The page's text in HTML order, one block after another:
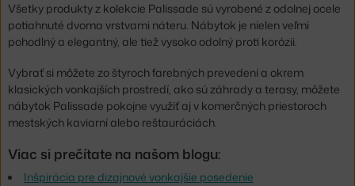
Všetky produkty z kolekcie Palissade sú vyrobené z odolnej ocele
potiahnuté dvoma vrstvami náteru. Nábytok je nielen veľmi
pohodlný a elegantný, ale tiež vysoko odolný proti korózii.
Vybrať si môžete zo štyroch farebných prevedení a okrem
klasických vonkajších prostredí, ako sú záhrady a terasy, môžete
nábytok Palissade pokojne využiť aj v komerčných priestoroch
mestských kaviarní alebo reštauráciách.
Viac si prečítate na našom blogu:
Inšpirácia pre dizajnové vonkajšie posedenie